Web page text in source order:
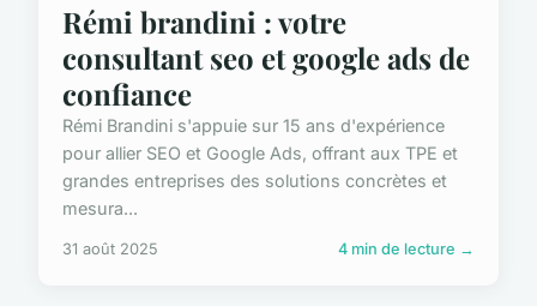
Rémi brandini : votre
consultant seo et google ads de
confiance
Rémi Brandini s'appuie sur 15 ans d'expérience
pour allier SEO et Google Ads, offrant aux TPE et
grandes entreprises des solutions concrètes et
mesura...
31 août 2025 4 min de lecture →